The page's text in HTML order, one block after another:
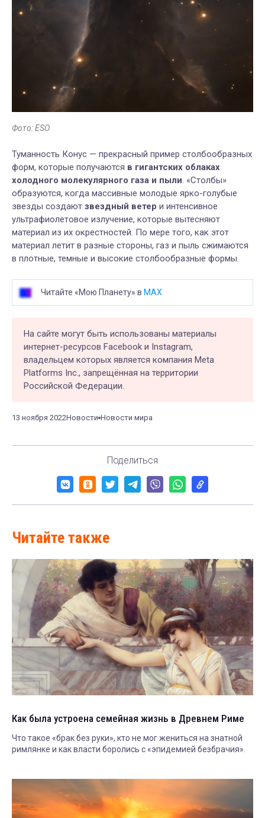
Фото: ESO
Туманность Конус — прекрасный пример столбообразных
форм, которые получаются в гигантских облаках
холодного молекулярного газа и пыли. «Столбы»
образуются, когда массивные молодые ярко-голубые
звезды создают звездный ветер и интенсивное
ультрафиолетовое излучение, которые вытесняют
материал из их окрестностей. По мере того, как этот
материал летит в разные стороны, газ и пыль сжимаются
в плотные, темные и высокие столбообразные формы.
Читайте «Мою Планету» в MAX
На сайте могут быть использованы материалы
интернет-ресурсов Facebook и Instagram,
владельцем которых является компания Meta
Platforms Inc., запрещённая на территории
Российской Федерации.
13 ноября 2022Новости Новости мира
Поделиться
Читайте также
Как была устроена семейная жизнь в Древнем Риме
Что такое «брак без руки», кто не мог жениться на знатной
римлянке и как власти боролись с «эпидемией безбрачия».